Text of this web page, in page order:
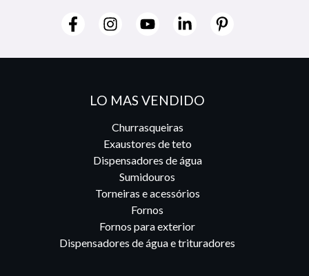
LO MAS VENDIDO
Churrasqueiras
Exaustores de teto
Dispensadores de água
Sumidouros
Torneiras e acessórios
Fornos
Fornos para exterior
Dispensadores de água e trituradores